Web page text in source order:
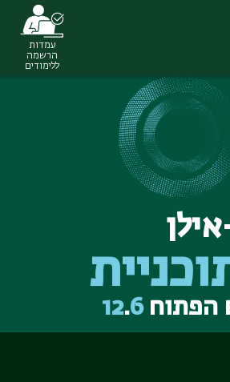
עמדות
הרשמה
ללימודים
הפתוח 12.6